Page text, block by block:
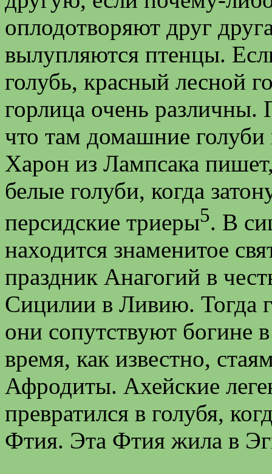
оплодотворяют друг
вылупляются птенцы.
голубь, красный лесной
горлица очень
что там домашние
Харон из Лампсака
белые голуби, когда
персидские триеры5. В
находится знаменитое
праздник Анагогий в
Сицилии в Ливию. Тогда
они сопутствуют богине
время, как известно,
Афродиты. Ахейские
превратился в голубя,
Фтия. Эта Фтия жила в